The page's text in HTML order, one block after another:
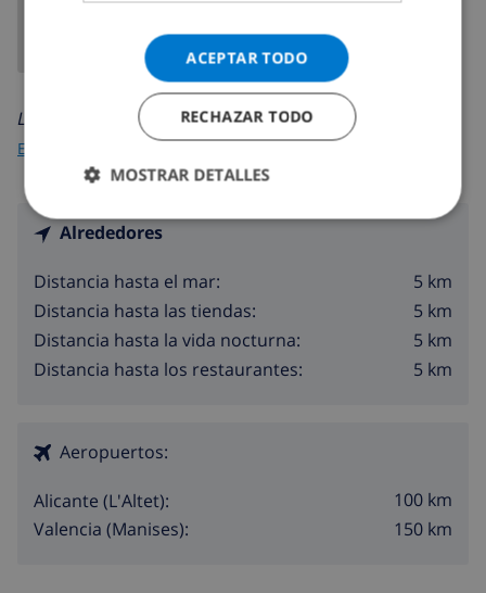
Leer más sobre:
España
Alrededores
Distancia hasta el mar:
5 km
Distancia hasta las tiendas:
5 km
Distancia hasta la vida nocturna:
5 km
Distancia hasta los restaurantes:
5 km
Aeropuertos:
Alicante (L'Altet):
100 km
Valencia (Manises):
150 km
ACEPTAR TODO
RECHAZAR TODO
MOSTRAR DETALLES